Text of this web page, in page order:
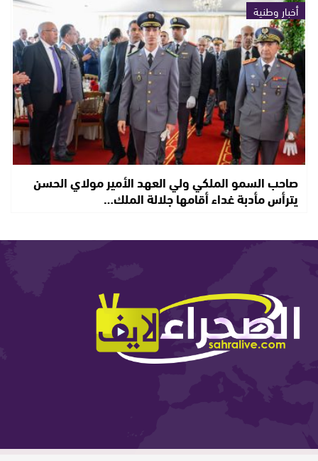
أخبار وطنية
صاحب السمو الملكي ولي العهد الأمير مولاي الحسن
يترأس مأدبة غداء أقامها جلالة الملك…